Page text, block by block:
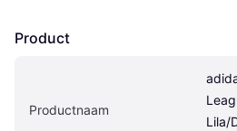
Product
Productnaam
Lila/